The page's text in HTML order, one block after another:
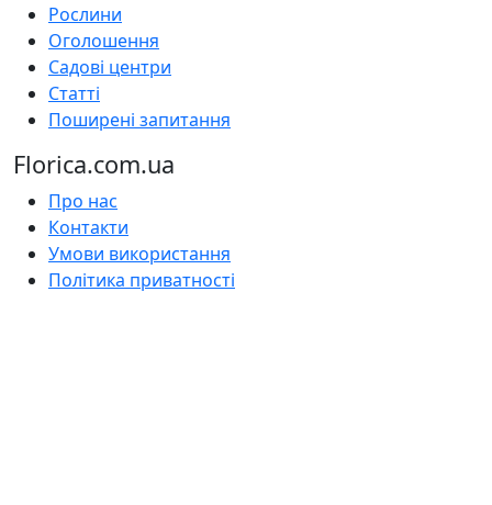
Рослини
Оголошення
Садові центри
Статті
Поширені запитання
Florica.com.ua
Про нас
Контакти
Умови використання
Політика приватності